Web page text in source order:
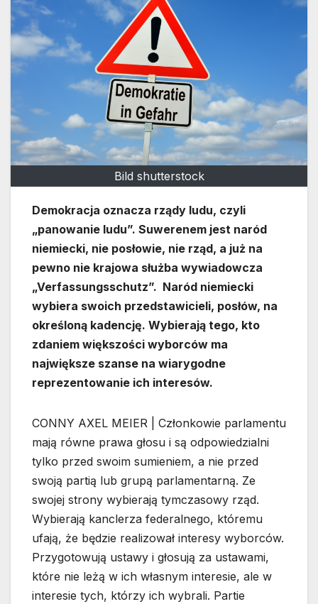
Bild shutterstock
Demokracja oznacza rządy ludu, czyli
„panowanie ludu”. Suwerenem jest naród
niemiecki, nie posłowie, nie rząd, a już na
pewno nie krajowa służba wywiadowcza
„Verfassungsschutz”. Naród niemiecki
wybiera swoich przedstawicieli, posłów, na
określoną kadencję. Wybierają tego, kto
zdaniem większości wyborców ma
największe szanse na wiarygodne
reprezentowanie ich interesów.
CONNY AXEL MEIER | Członkowie parlamentu
mają równe prawa głosu i są odpowiedzialni
tylko przed swoim sumieniem, a nie przed
swoją partią lub grupą parlamentarną. Ze
swojej strony wybierają tymczasowy rząd.
Wybierają kanclerza federalnego, któremu
ufają, że będzie realizował interesy wyborców.
Przygotowują ustawy i głosują za ustawami,
które nie leżą w ich własnym interesie, ale w
interesie tych, którzy ich wybrali. Partie